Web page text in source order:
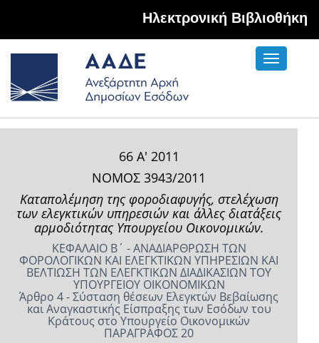
Hλεκτρονική Βιβλιοθήκη
Toggle
66 Α' 2011
ΝΟΜΟΣ 3943/2011
Καταπολέμηση της φοροδιαφυγής, στελέχωση
των ελεγκτικών υπηρεσιών και άλλες διατάξεις
αρμοδιότητας Υπουργείου Οικονομικών.
ΚΕΦΑΛΑΙΟ Β΄ - ΑΝΑΔΙΑΡΘΡΩΣΗ ΤΩΝ
ΦΟΡΟΛΟΓΙΚΩΝ ΚΑΙ ΕΛΕΓΚΤΙΚΩΝ ΥΠΗΡΕΣΙΩΝ ΚΑΙ
ΒΕΛΤΙΩΣΗ ΤΩΝ ΕΛΕΓΚΤΙΚΩΝ ΔΙΑΔΙΚΑΣΙΩΝ ΤΟΥ
ΥΠΟΥΡΓΕΙΟΥ ΟΙΚΟΝΟΜΙΚΩΝ
Άρθρο 4 - Σύσταση θέσεων Ελεγκτών Βεβαίωσης
και Αναγκαστικής Είσπραξης των Εσόδων του
Κράτους στο Υπουργείο Οικονομικών
ΠΑΡΑΓΡΑΦΟΣ 20